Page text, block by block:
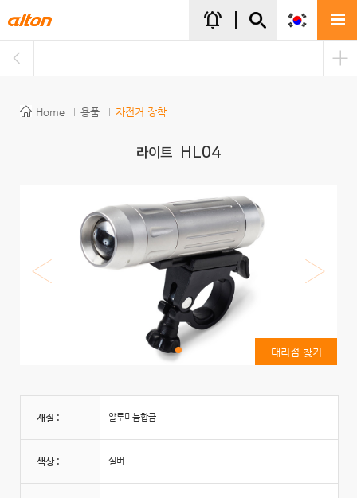
notifications_active
Home 용품 자전거 장착
라이트 HL04
대리점 찾기
재질 : 알루미늄합금
색상 : 실버